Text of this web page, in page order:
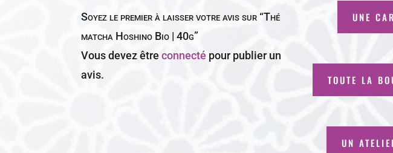
Soyez le premier à laisser votre avis sur “Thé
matcha Hoshino Bio | 40g”
Vous devez êtreconnecté pour publier un
avis.
UNE
TOUTE LA
UN